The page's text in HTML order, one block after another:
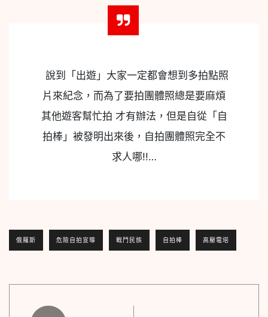
說到「出遊」大家一定都會想到多拍點照
片來紀念，而為了要拍團體照總是要麻煩
其他遊客幫忙拍 才有辦法，但是自從「自
拍棒」被發明出來後，自拍團體照完全不
求人哪!!…
俄羅斯 危險自拍宣導 戰鬥民族 自拍棒 高壓電塔